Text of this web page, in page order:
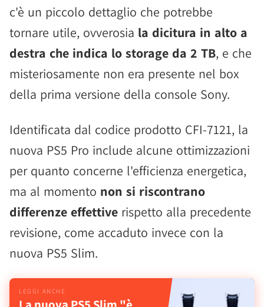
c'è un piccolo dettaglio che potrebbe
tornare utile, ovverosia la dicitura in alto a
destra che indica lo storage da 2 TB, e che
misteriosamente non era presente nel box
della prima versione della console Sony.
Identificata dal codice prodotto CFI-7121, la
nuova PS5 Pro include alcune ottimizzazioni
per quanto concerne l'efficienza energetica,
ma al momento non si riscontrano
differenze effettive rispetto alla precedente
revisione, come accaduto invece con la
nuova PS5 Slim.